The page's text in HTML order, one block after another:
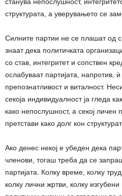
структурата, а уверувањето се
Силните партии не се плашат од
знаат дека политичката
со став, интегритет и сопствен
ослабуваат партијата, напротив,
препознатливост и виталност.
секоја индивидуалност ја гледа
како непослушност, а секој личен
претстави како долг кон
Ако денес некој е убеден дека
членови, тогаш треба да се
партијата. Колку време, колку
колку лични жртви, колку